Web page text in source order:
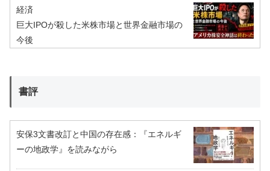
経済
巨大IPOが殺した米株市場と世界金融市場の
今後
書評
安保3文書改訂と中国の存在感：『エネルギ
ーの地政学』を読みながら